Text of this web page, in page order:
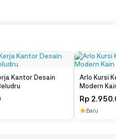
Kantor Desain
Arlo Kursi
Modern
Rp
★ Baru